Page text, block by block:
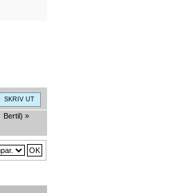
SKRIV UT
Bertil) »